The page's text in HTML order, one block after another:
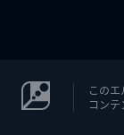
この
コン